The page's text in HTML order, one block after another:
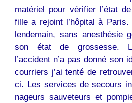
matériel pour vérifier l’état
fille a rejoint l’hôpital à
lendemain, sans anesthésie
son état de grossesse.
l’accident n’a pas donné son
courriers j’ai tenté de
ci. Les services de secours
nageurs sauveteurs et